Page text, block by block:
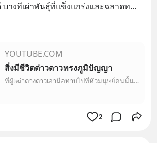
บางทีเผ่าพันธุ์ที่แข็งแกร่งและฉลาดท...
YOUTUBE.COM
สิ่งมีชีวิตต่าวดาวทรงภูมิปัญญา
ที่ผู้เฒ่าต่างดาวเอามือทาบไปที่หัวมนุษย์คนนั้น เขาไม่ได้ต้องการจะทำร้าย แค่ต้องการสื่อบอกให้คนรู้ว่า เขาหนีมาจากดาวที่เป็นบ้านเกิดของพวกเขาเอง เพราะ เขาถูกรุ...
2